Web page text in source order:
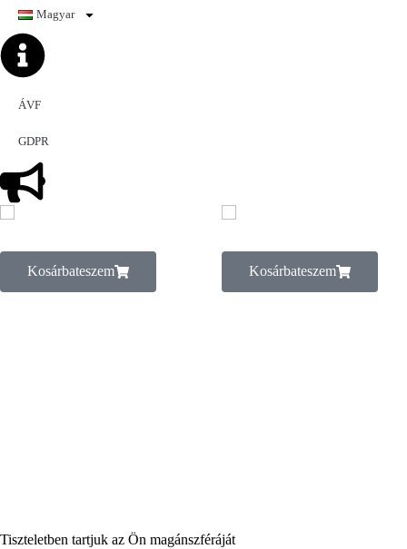
Magyar
ÁVF
GDPR
Kosárba teszem Kosárba teszem
Tiszteletben tartjuk az Ön magánszféráját